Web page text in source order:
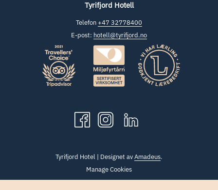
Tyrifjord Hotell
Telefon+47 32778400
E-post: hotell@tyrifjord.no
Tyrifjord Hotel | Designet avAmadeus.
Manage Cookies